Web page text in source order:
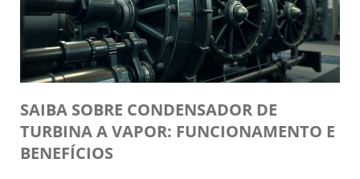
SAIBA SOBRE CONDENSADOR DE
TURBINA A VAPOR: FUNCIONAMENTO E
BENEFÍCIOS